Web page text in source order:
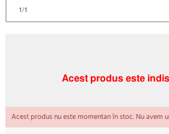
1/1
Acest produs este
Acest produs nu este momentan în stoc. Nu avem